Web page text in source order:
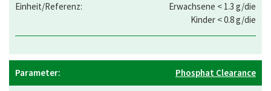
Erwachsene < 1.3 g/die
Kinder < 0.8 g/die
Phosphat Clearance